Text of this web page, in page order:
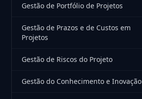
Gestão de Portfólio de Projetos
Gestão de Prazos e de Custos em
Projetos
Gestão de Riscos do Projeto
Gestão do Conhecimento e Inovação